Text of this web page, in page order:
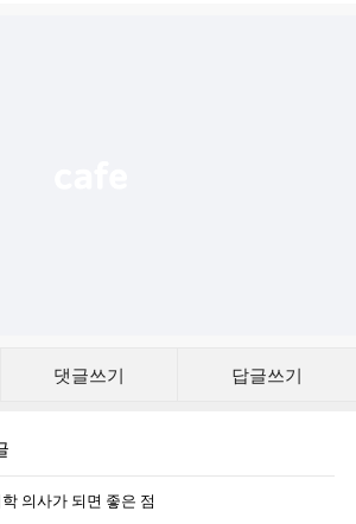
댓글쓰기 답글쓰기
의사가 되면 좋은 점